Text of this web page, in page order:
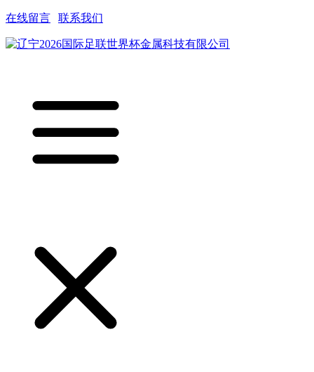
在线留言 联系我们